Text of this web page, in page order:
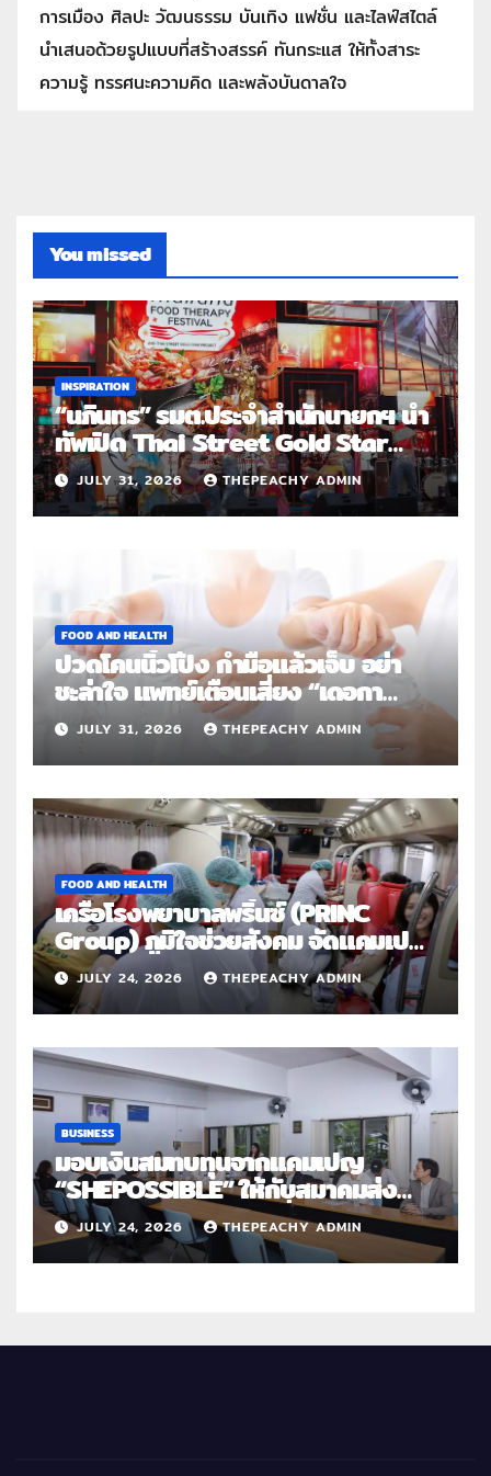
การเมือง ศิลปะ วัฒนธรรม บันเทิง แฟชั่น และไลฟ์สไตล์
นำเสนอด้วยรูปแบบที่สร้างสรรค์ ทันกระแส ให้ทั้งสาระ
ความรู้ ทรรศนะความคิด และพลังบันดาลใจ
You missed
INSPIRATION
“นภินทร” รมต.ประจำสำนักนายกฯ นำ
ทัพเปิด Thai Street Gold Star
Roadshow 3 จังหวัดต้นแบบ
JULY 31, 2026 THEPEACHY ADMIN
FOOD AND HEALTH
ปวดโคนนิ้วโป้ง กำมือแล้วเจ็บ อย่า
ชะล่าใจ แพทย์เตือนเสี่ยง “เดอกา
แวง” โรคปลอกหุ้มเอ็นอักเสบจากการ
ใช้งานซ้ำ
JULY 31, 2026 THEPEACHY ADMIN
FOOD AND HEALTH
เครือโรงพยาบาลพริ้นซ์ (PRINC
Group) ภูมิใจช่วยสังคม จัดแคมเปญ
ใหญ่ระดับประเทศ “PRINC ผสาน :
สานต่อการให้ไม่สิ้นสุด”
JULY 24, 2026 THEPEACHY ADMIN
BUSINESS
มอบเงินสมทบทุนจากแคมเปญ
“SHEPOSSIBLE” ให้กับสมาคมส่ง
เสริมสถานภาพสตรีฯ เนื่องในวันสตรี
สากล 2569
JULY 24, 2026 THEPEACHY ADMIN